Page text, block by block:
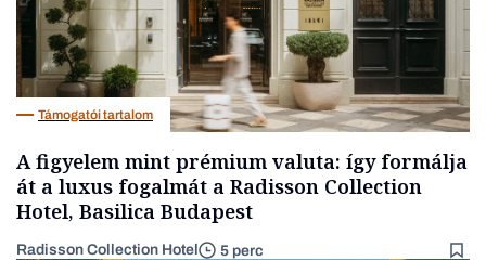
Támogatói tartalom
A figyelem mint prémium valuta: így formálja
át a luxus fogalmát a Radisson Collection
Hotel, Basilica Budapest
Radisson Collection Hotel 5 perc